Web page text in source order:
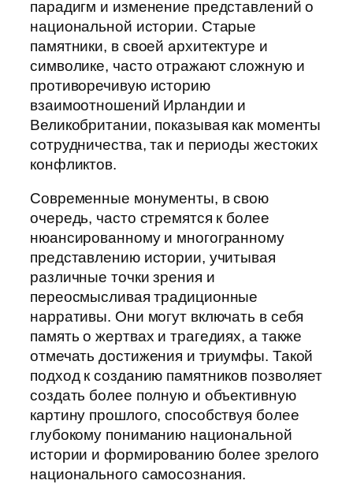
парадигм и изменение представлений о
национальной истории. Старые
памятники, в своей архитектуре и
символике, часто отражают сложную и
противоречивую историю
взаимоотношений Ирландии и
Великобритании, показывая как моменты
сотрудничества, так и периоды жестоких
конфликтов.
Современные монументы, в свою
очередь, часто стремятся к более
нюансированному и многогранному
представлению истории, учитывая
различные точки зрения и
переосмысливая традиционные
нарративы. Они могут включать в себя
память о жертвах и трагедиях, а также
отмечать достижения и триумфы. Такой
подход к созданию памятников позволяет
создать более полную и объективную
картину прошлого, способствуя более
глубокому пониманию национальной
истории и формированию более зрелого
национального самосознания.